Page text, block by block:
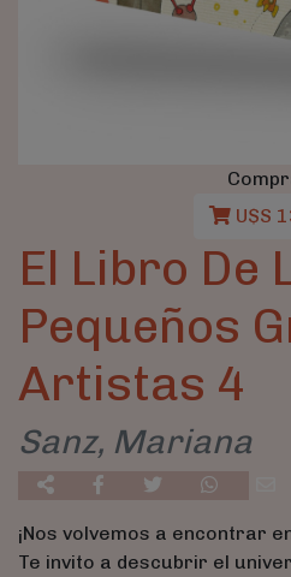
U$S
El Libro De
Pequeños
Artistas 4
Sanz, Mariana
¡Nos volvemos a encontrar
Te invito a descubrir el